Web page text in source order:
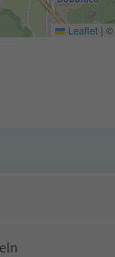
Leaflet |